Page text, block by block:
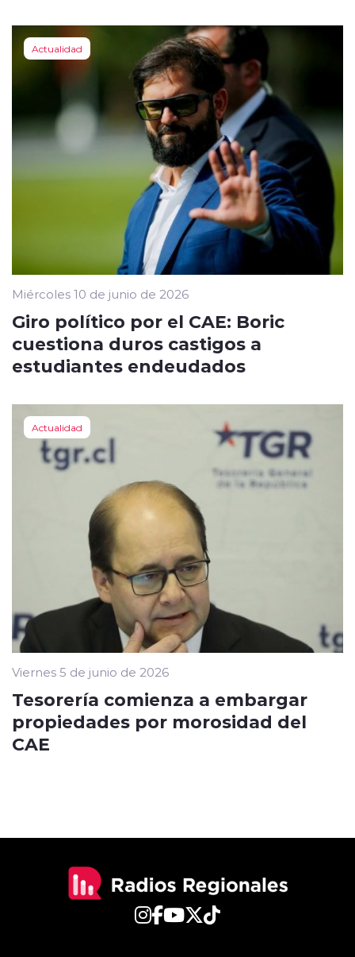
Actualidad
Miércoles 10 de junio de 2026
Giro político por el CAE: Boric
cuestiona duros castigos a
estudiantes endeudados
Actualidad
Viernes 5 de junio de 2026
Tesorería comienza a embargar
propiedades por morosidad del
CAE